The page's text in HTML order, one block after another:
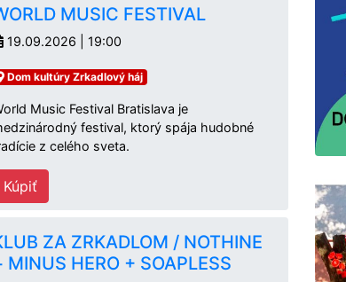
MUSIC FESTIVAL
19.09.2026 | 19:00
Dom kultúry Zrkadlový háj
Music Festival Bratislava je
festival, ktorý spája hudobné
z celého sveta.
Kúpiť
ZA ZRKADLOM / NOTHINE
MINUS HERO + SOAPLESS